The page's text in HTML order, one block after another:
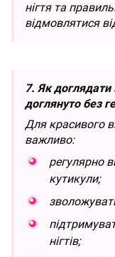
нігтя та
відмовлятися
7. Як доглядати
доглянуто без
Для красивого
важливо:
регулярно
кутикули;
нігтів;